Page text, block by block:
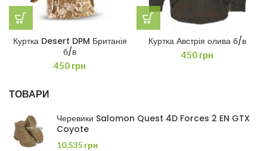
Куртка Desert DPM Британія
б/в
450 грн
Куртка Австрія олива б/в
450 грн
ТОВАРИ
Черевики Salomon Quest 4D Forces 2 EN GTX
Coyote
10,535 грн